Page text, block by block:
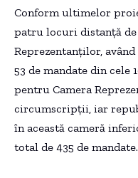
Conform ultimelor
patru locuri distanţă
Reprezentanţilor,
53 de mandate din
pentru Camera
circumscripţii, iar
în această cameră
total de 435 de mandate.